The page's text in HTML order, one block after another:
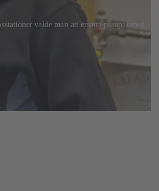
valde man att ersätta pumpar med